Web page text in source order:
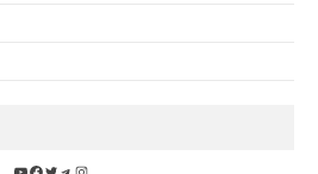
YouTube
Facebook
Twitter
Telegram
Instagram